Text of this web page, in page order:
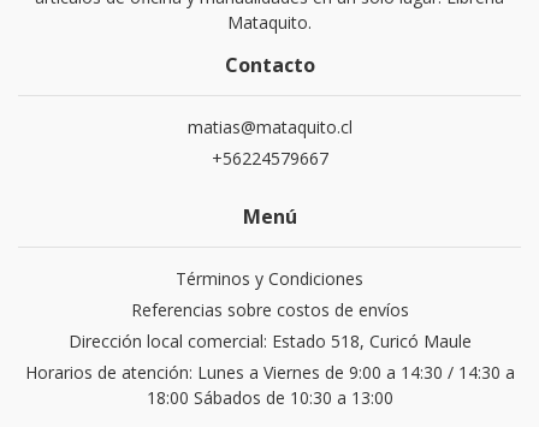
Mataquito.
Contacto
matias@mataquito.cl
+56224579667
Menú
Términos y Condiciones
Referencias sobre costos de envíos
Dirección local comercial: Estado 518, Curicó Maule
Horarios de atención: Lunes a Viernes de 9:00 a 14:30 / 14:30 a
18:00 Sábados de 10:30 a 13:00